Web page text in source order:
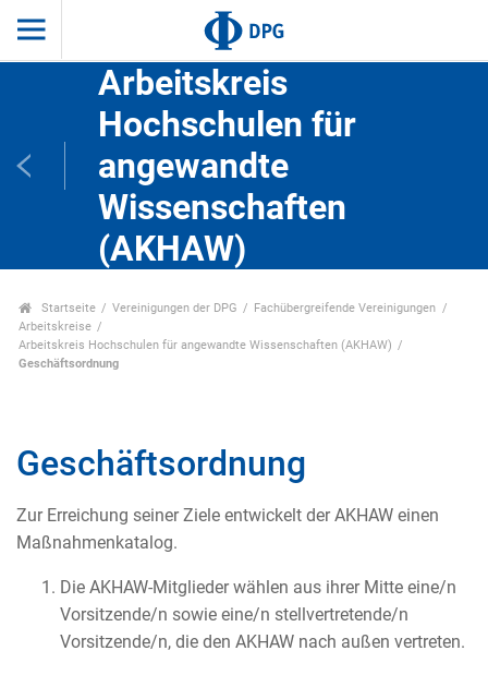
Arbeitskreis
Hochschulen für
angewandte
Wissenschaften
(AKHAW)
Startseite Vereinigungen der DPG
Fachübergreifende Vereinigungen
Arbeitskreise
Arbeitskreis Hochschulen für angewandte Wissenschaften (AKHAW)
Geschäftsordnung
Geschäftsordnung
Zur Erreichung seiner Ziele entwickelt der AKHAW einen
Maßnahmenkatalog.
Die AKHAW-Mitglieder wählen aus ihrer Mitte eine/n
Vorsitzende/n sowie eine/n stellvertretende/n
Vorsitzende/n, die den AKHAW nach außen vertreten.